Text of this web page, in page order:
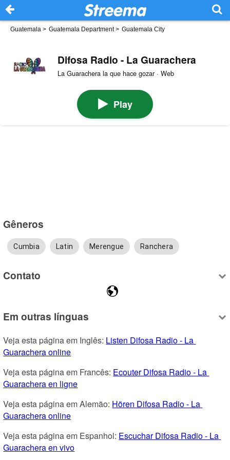
Guatemala > Guatemala Department> Guatemala City
Difosa Radio - La Guarachera
La Guarachera la que hace gozar · Web
Play
Gêneros
Cumbia Latin Merengue Ranchera
Contato
Em outras línguas
Veja esta página em Inglês: Listen Difosa Radio - La
Guarachera online
Veja esta página em Francês: Ecouter Difosa Radio - La
Guarachera en ligne
Veja esta página em Alemão: Hören Difosa Radio - La
Guarachera online
Veja esta página em Espanhol: Escuchar Difosa Radio - La
Guarachera en vivo